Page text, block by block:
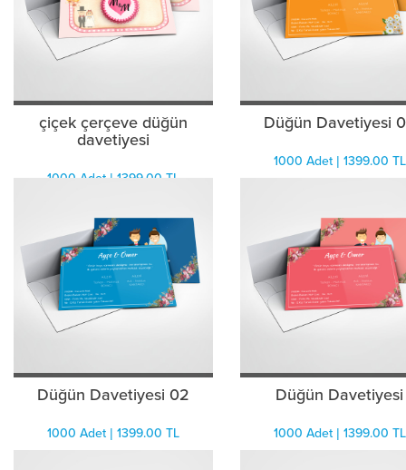
çiçek çerçeve düğün
davetiyesi
1000 Adet | 1399.00 TL
Düğün Davetiyesi
1000 Adet | 1399.00 TL
Düğün Davetiyesi 02
1000 Adet | 1399.00 TL
Düğün Davetiyesi
1000 Adet | 1399.00 TL